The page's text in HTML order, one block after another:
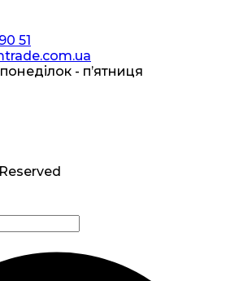
51
- п’ятниця